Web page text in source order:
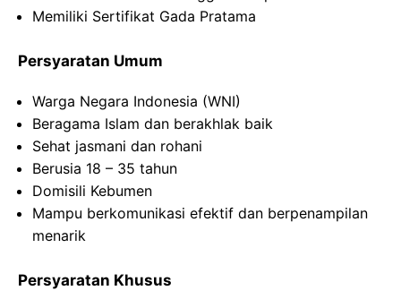
Memiliki Sertifikat Gada Pratama
Persyaratan Umum
Warga Negara Indonesia (WNI)
Beragama Islam dan berakhlak baik
Sehat jasmani dan rohani
Berusia 18 – 35 tahun
Domisili Kebumen
Mampu berkomunikasi efektif dan berpenampilan
menarik
Persyaratan Khusus